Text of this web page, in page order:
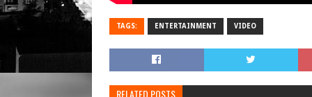
TAGS: ENTERTAINMENT VIDEO
RELATED POSTS